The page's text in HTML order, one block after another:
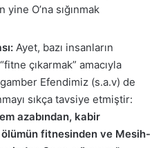
O’na sığınmak
Ayet, bazı insanların
çıkarmak” amacıyla
Efendimiz (s.a.v) de
sıkça tavsiye etmiştir:
azabından, kabir
ölümün fitnesinden ve Mesih-